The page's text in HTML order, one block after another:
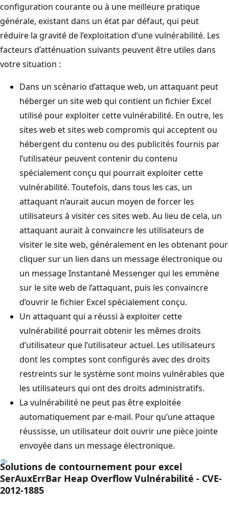
configuration courante ou à une meilleure pratique
générale, existant dans un état par défaut, qui peut
réduire la gravité de l’exploitation d’une vulnérabilité. Les
facteurs d’atténuation suivants peuvent être utiles dans
votre situation :
Dans un scénario d’attaque web, un attaquant peut
héberger un site web qui contient un fichier Excel
utilisé pour exploiter cette vulnérabilité. En outre, les
sites web et sites web compromis qui acceptent ou
hébergent du contenu ou des publicités fournis par
l’utilisateur peuvent contenir du contenu
spécialement conçu qui pourrait exploiter cette
vulnérabilité. Toutefois, dans tous les cas, un
attaquant n’aurait aucun moyen de forcer les
utilisateurs à visiter ces sites web. Au lieu de cela, un
attaquant aurait à convaincre les utilisateurs de
visiter le site web, généralement en les obtenant pour
cliquer sur un lien dans un message électronique ou
un message Instantané Messenger qui les emmène
sur le site web de l’attaquant, puis les convaincre
d’ouvrir le fichier Excel spécialement conçu.
Un attaquant qui a réussi à exploiter cette
vulnérabilité pourrait obtenir les mêmes droits
d’utilisateur que l’utilisateur actuel. Les utilisateurs
dont les comptes sont configurés avec des droits
restreints sur le système sont moins vulnérables que
les utilisateurs qui ont des droits administratifs.
La vulnérabilité ne peut pas être exploitée
automatiquement par e-mail. Pour qu’une attaque
réussisse, un utilisateur doit ouvrir une pièce jointe
envoyée dans un message électronique.
Solutions de contournement pour excel
SerAuxErrBar Heap Overflow Vulnérabilité - CVE-
2012-1885